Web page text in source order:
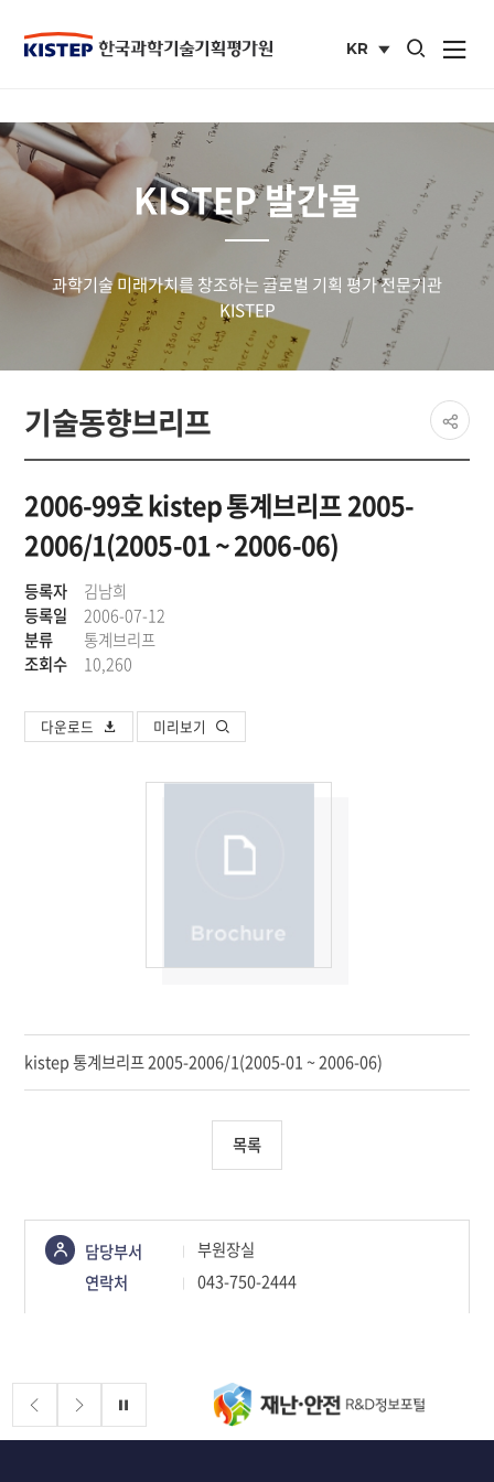
KR
통합검색 열기
사이트맵
KISTEP 발간물
과학기술 미래가치를 창조하는 글로벌 기획 평가 전문기관
KISTEP
기술동향브리프
페이지
공유
share
2006-99호 kistep 통계브리프 2005-
2006/1(2005-01 ~ 2006-06)
등록자
김남희
등록일
2006-07-12
분류
통계브리프
조회수
10,260
다운로드 미리보기
kistep 통계브리프 2005-2006/1(2005-01 ~ 2006-06)
목록
콘텐츠
정보책임자
담당부서
부원장실
연락처
043-750-2444
배너존